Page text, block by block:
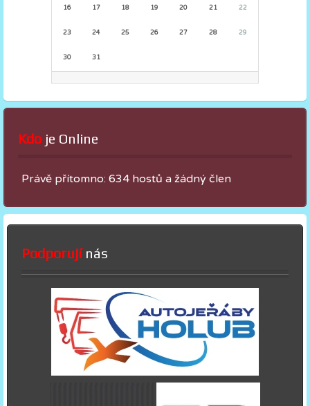
16 17 18 19 20 21 22
23 24 25 26 27 28 29
30 31
Kdo je Online
Právě přítomno: 634 hostů a žádný člen
Podporujínás